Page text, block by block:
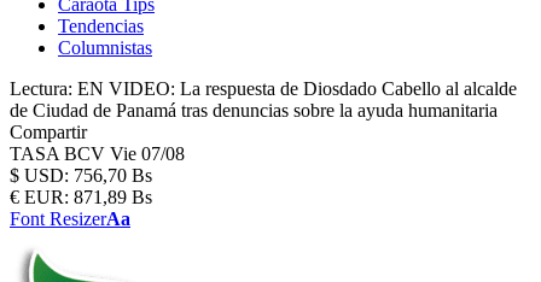
Caraota Tips
Tendencias
Columnistas
Lectura: EN VIDEO: La respuesta de Diosdado Cabello al alcalde
de Ciudad de Panamá tras denuncias sobre la ayuda humanitaria
Compartir
TASA BCV Vie 07/08
$ USD: 756,70 Bs
€ EUR: 871,89 Bs
Font ResizerAa